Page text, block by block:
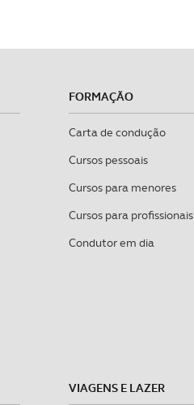
FORMAÇÃO
Carta de condução
Cursos pessoais
Cursos para menores
Cursos para profissionais
Condutor em dia
VIAGENS E LAZER